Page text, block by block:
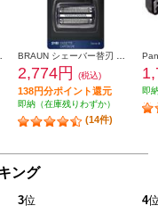
2,774円 (税込)
138円分ポイント還元
即納（在庫残りわずか）
(14件)
即
ング
3位 4